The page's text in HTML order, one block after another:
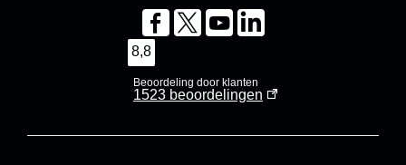
8,8
Beoordeling door klanten
1523 beoordelingen